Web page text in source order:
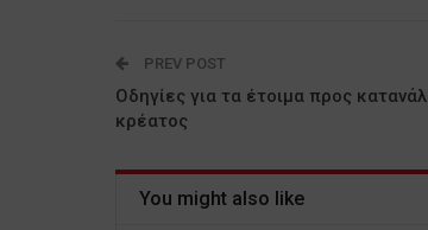
PREV POST
Οδηγίες για τα έτοιμα προς
κρέατος
You might also like